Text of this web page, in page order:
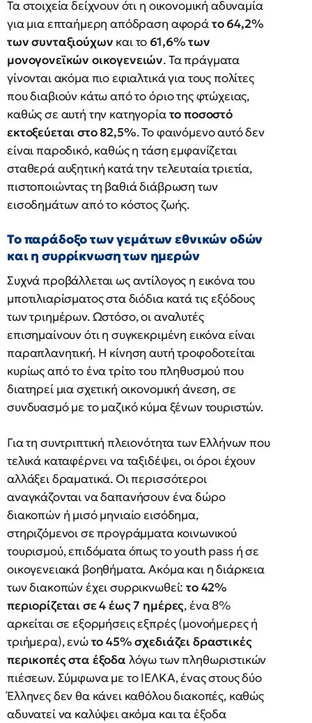
Τα στοιχεία δείχνουν ότι η οικονομική αδυναμία
για μια επταήμερη απόδραση αφοράτο 64,2%
των συνταξιούχων και το 61,6% των
μονογονεϊκών οικογενειών. Τα πράγματα
γίνονται ακόμα πιο εφιαλτικά για τους πολίτες
που διαβιούν κάτω από το όριο της φτώχειας,
καθώς σε αυτή την κατηγορίατο ποσοστό
εκτοξεύεται στο 82,5%. Το φαινόμενο αυτό δεν
είναι παροδικό, καθώς η τάση εμφανίζεται
σταθερά αυξητική κατά την τελευταία τριετία,
πιστοποιώντας τη βαθιά διάβρωση των
εισοδημάτων από το κόστος ζωής.
Το παράδοξο των γεμάτων εθνικών οδών
και η συρρίκνωση των ημερών
Συχνά προβάλλεται ως αντίλογος η εικόνα του
μποτιλιαρίσματος στα διόδια κατά τις εξόδους
των τριημέρων. Ωστόσο, οι αναλυτές
επισημαίνουν ότι η συγκεκριμένη εικόνα είναι
παραπλανητική. Η κίνηση αυτή τροφοδοτείται
κυρίως από το ένα τρίτο του πληθυσμού που
διατηρεί μια σχετική οικονομική άνεση, σε
συνδυασμό με το μαζικό κύμα ξένων τουριστών.
Για τη συντριπτική πλειονότητα των Ελλήνων που
τελικά καταφέρνει να ταξιδέψει, οι όροι έχουν
αλλάξει δραματικά. Οι περισσότεροι
αναγκάζονται να δαπανήσουν ένα δώρο
διακοπών ή μισό μηνιαίο εισόδημα,
στηριζόμενοι σε προγράμματα κοινωνικού
τουρισμού, επιδόματα όπως το youth pass ή σε
οικογενειακά βοηθήματα. Ακόμα και η διάρκεια
των διακοπών έχει συρρικνωθεί:το 42%
περιορίζεται σε 4 έως 7 ημέρες, ένα 8%
αρκείται σε εξορμήσεις εξπρές (μονοήμερες ή
τριήμερα), ενώτο 45% σχεδιάζει δραστικές
περικοπές στα έξοδα λόγω των πληθωριστικών
πιέσεων. Σύμφωνα με το ΙΕΛΚΑ, ένας στους δύο
Έλληνες δεν θα κάνει καθόλου διακοπές, καθώς
αδυνατεί να καλύψει ακόμα και τα έξοδα